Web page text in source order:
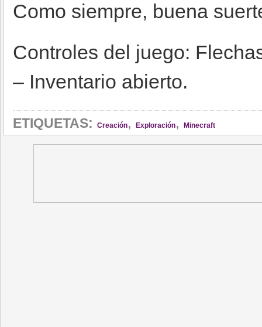
Como siempre, buena
Controles del juego:
– Inventario abierto.
ETIQUETAS: Creación, Exploración, Minecraft